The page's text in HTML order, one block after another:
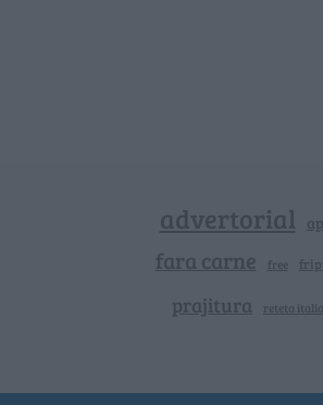
advertorial
fara carne free
prajitura reteta